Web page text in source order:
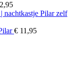
€ 11,95